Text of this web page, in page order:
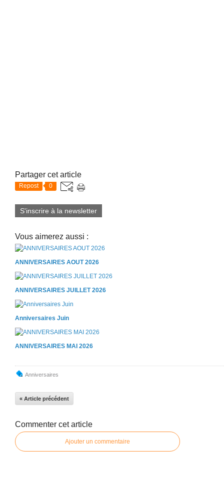
Partager cet article
Repost 0
S'inscrire à la newsletter
Vous aimerez aussi :
ANNIVERSAIRES AOUT 2026
ANNIVERSAIRES JUILLET 2026
Anniversaires Juin
ANNIVERSAIRES MAI 2026
Anniversaires
« Article précédent
Commenter cet article
Ajouter un commentaire